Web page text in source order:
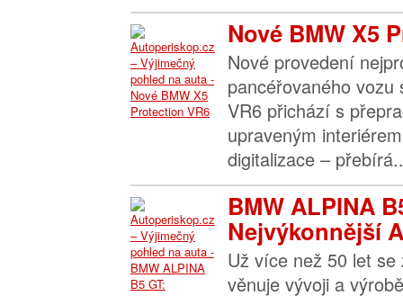
Nové BMW X5
Nové provedení
pancéřovaného
VR6 přichází s
upraveným
digitalizace –
BMW ALPINA
Nejvýkonnější
Už více než 50 let se
věnuje vývoji a